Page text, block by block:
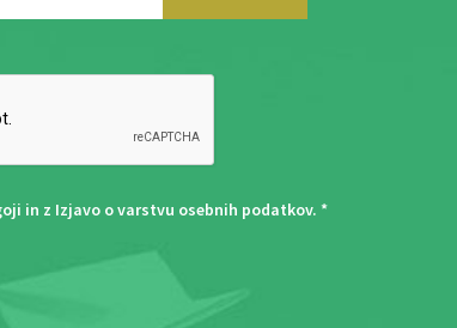
in z Izjavo o varstvu osebnih podatkov. *